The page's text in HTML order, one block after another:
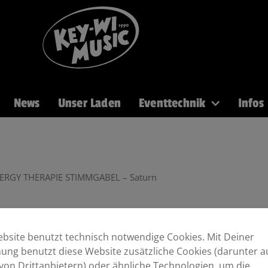
News Unser Laden Eventtechnik Infos
THERAPIE STIMMGABEL – Saturn
– Saturn 147.85 Hz
benutzt technisch notwendige Cookies. Mit Deiner
benutzt diese Website zusätzliche Cookies (darunter